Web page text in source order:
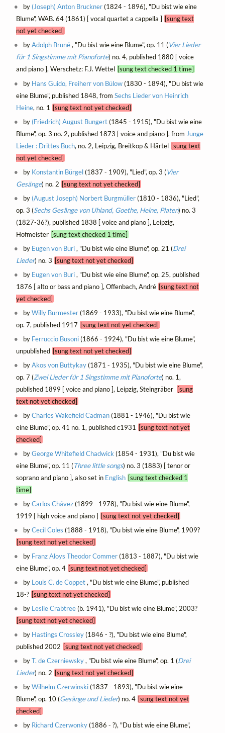
by (Joseph) Anton Bruckner(1824 - 1896), "Du bist wie eine
Blume", WAB. 64 (1861) [ vocal quartet a cappella ] [sung text
not yet checked]
byAdolph Bruné, "Du bist wie eine Blume", op. 11 (Vier Lieder
für 1 Singstimme mit Pianoforte) no. 4, published 1880 [ voice
and piano ], Werschetz: F.J. Wettel [sung text checked 1 time]
by Hans Guido, Freiherr von Bülow(1830 - 1894), "Du bist wie
eine Blume", published 1848, from Sechs Lieder von Heinrich
Heine, no. 1 [sung text not yet checked]
by (Friedrich) August Bungert(1845 - 1915), "Du bist wie eine
Blume", op. 3 no. 2, published 1873 [ voice and piano ], from Junge
Lieder : Drittes Buch, no. 2, Leipzig, Breitkop & Härtel [sung text
not yet checked]
by Konstantin Bürgel(1837 - 1909), "Lied", op. 3 (Vier
Gesänge) no. 2 [sung text not yet checked]
by (August Joseph) Norbert Burgmüller(1810 - 1836), "Lied",
op. 3 (Sechs Gesänge von Uhland, Goethe, Heine, Platen) no. 3
(1827-36?), published 1838 [ voice and piano ], Leipzig,
Hofmeister [sung text checked 1 time]
by Eugen von Buri, "Du bist wie eine Blume", op. 21 (Drei
Lieder) no. 3 [sung text not yet checked]
by Eugen von Buri, "Du bist wie eine Blume", op. 25, published
1876 [ alto or bass and piano ], Offenbach, André [sung text not
yet checked]
byWilly Burmester(1869 - 1933), "Du bist wie eine Blume",
op. 7, published 1917 [sung text not yet checked]
by Ferruccio Busoni(1866 - 1924), "Du bist wie eine Blume",
unpublished [sung text not yet checked]
byAkos von Buttykay(1871 - 1935), "Du bist wie eine Blume",
op. 7 (Zwei Lieder für 1 Singstimme mit Pianoforte) no. 1,
published 1899 [ voice and piano ], Leipzig, Steingräber
[sung
text not yet checked]
byCharles Wakefield Cadman(1881 - 1946), "Du bist wie
eine Blume", op. 41 no. 1, published c1931
[sung text not yet
checked]
byGeorge Whitefield Chadwick (1854 - 1931), "Du bist wie
eine Blume", op. 11 (Three little songs) no. 3 (1883) [ tenor or
soprano and piano ], also set in English [sung text checked 1
time]
byCarlos Chávez(1899 - 1978), "Du bist wie eine Blume",
1919 [ high voice and piano ] [sung text not yet checked]
byCecil Coles (1888 - 1918), "Du bist wie eine Blume", 1909?
[sung text not yet checked]
by Franz Aloys Theodor Commer(1813 - 1887), "Du bist wie
eine Blume", op. 4 [sung text not yet checked]
by Louis C. de Coppet, "Du bist wie eine Blume", published
18-? [sung text not yet checked]
by Leslie Crabtree(b. 1941), "Du bist wie eine Blume", 2003?
[sung text not yet checked]
by Hastings Crossley(1846 - ?), "Du bist wie eine Blume",
published 2002 [sung text not yet checked]
byT. de Czerniewsky, "Du bist wie eine Blume", op. 1 (Drei
Lieder) no. 2 [sung text not yet checked]
byWilhelm Czerwinski(1837 - 1893), "Du bist wie eine
Blume", op. 10 (Gesänge und Lieder) no. 4 [sung text not yet
checked]
by Richard Czerwonky(1886 - ?), "Du bist wie eine Blume",